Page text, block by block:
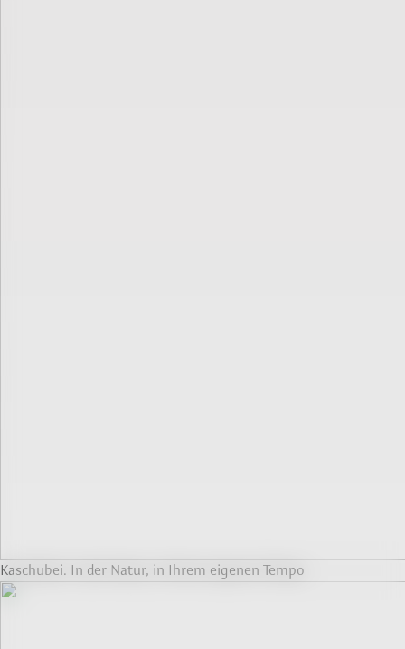
Kaschubei. In der Natur, in Ihrem eigenen Tempo